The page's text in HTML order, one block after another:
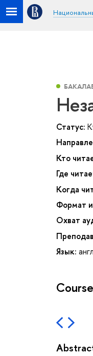
Статус:
Кто
Где
Когда
Формат
Охват
Язык: